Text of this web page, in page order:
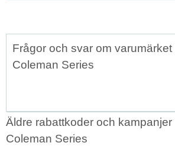
Frågor och svar om varumärket
Coleman Series
Äldre rabattkoder och
Coleman Series